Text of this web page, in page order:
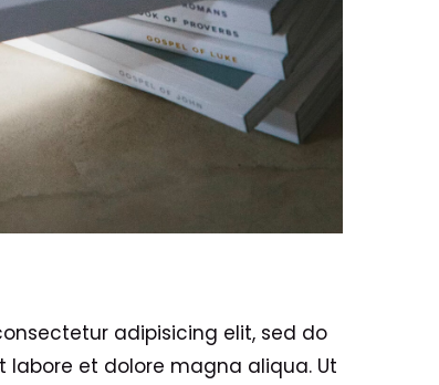
adipisicing elit, sed do
et dolore magna aliqua. Ut